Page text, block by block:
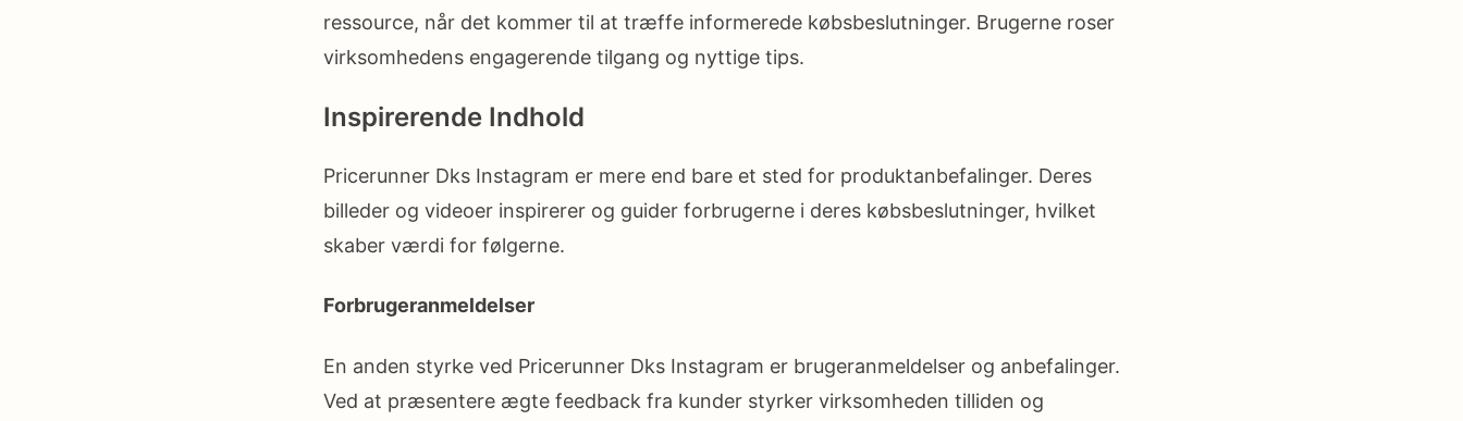
ressource, når det kommer til at træffe informerede købsbeslutninger. Brugerne roser
virksomhedens engagerende tilgang og nyttige tips.
Inspirerende Indhold
Pricerunner Dks Instagram er mere end bare et sted for produktanbefalinger. Deres
billeder og videoer inspirerer og guider forbrugerne i deres købsbeslutninger, hvilket
skaber værdi for følgerne.
Forbrugeranmeldelser
En anden styrke ved Pricerunner Dks Instagram er brugeranmeldelser og anbefalinger.
Ved at præsentere ægte feedback fra kunder styrker virksomheden tilliden og